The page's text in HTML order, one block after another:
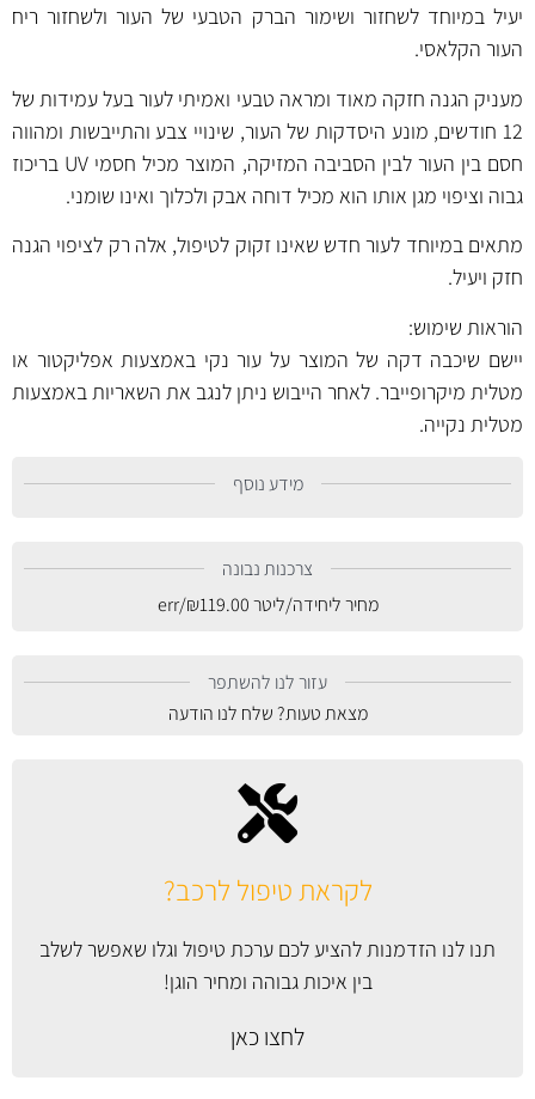
לקראת טיפול לרכב?
תנו לנו הזדמנות להציע לכם ערכת טיפול וגלו שאפשר לשלב
בין איכות גבוהה ומחיר הוגן!
לחצו כאן
יעיל במיוחד לשחזור ושימור הברק הטבעי של העור ולשחזור ריח
העור הקלאסי.
מעניק הגנה חזקה מאוד ומראה טבעי ואמיתי לעור בעל עמידות של
12 חודשים, מונע היסדקות של העור, שינויי צבע והתייבשות ומהווה
חסם בין העור לבין הסביבה המזיקה, המוצר מכיל חסמי UV בריכוז
גבוה וציפוי מגן אותו הוא מכיל דוחה אבק ולכלוך ואינו שומני.
מתאים במיוחד לעור חדש שאינו זקוק לטיפול, אלה רק לציפוי הגנה
חזק ויעיל.
הוראות שימוש:
יישם שיכבה דקה של המוצר על עור נקי באמצעות אפליקטור או
מטלית מיקרופייבר. לאחר הייבוש ניתן לנגב את השאריות באמצעות
מטלית נקייה.
מידע נוסף
צרכנות נבונה
מחיר ליחידה/ליטר
₪119.00
/err
עזור לנו להשתפר
מצאת טעות? שלח לנו הודעה